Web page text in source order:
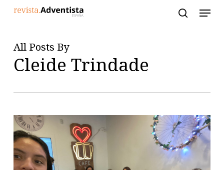
contentAll Posts By
Cleide Trindade